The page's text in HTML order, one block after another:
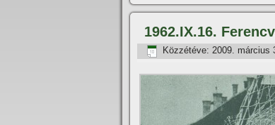
1962.IX.16.
Közzétéve: 2009. március